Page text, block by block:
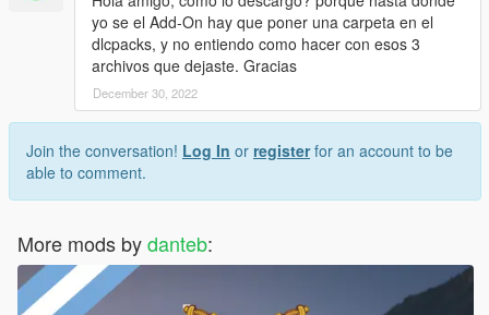
yo se el Add-On hay que poner una carpeta en el
dlcpacks, y no entiendo como hacer con esos 3
archivos que dejaste. Gracias
December 30, 2022
Join the conversation! Log In or registerfor an account to be
able to comment.
More mods bydanteb: